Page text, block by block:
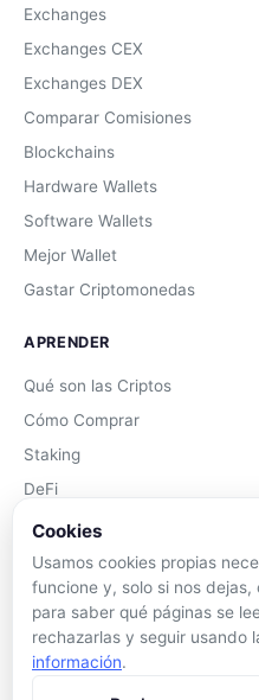
Exchanges
Exchanges CEX
Exchanges DEX
Comparar Comisiones
Blockchains
Hardware Wallets
Software Wallets
Mejor Wallet
Gastar Criptomonedas
APRENDER
Qué son las Criptos
Cómo Comprar
Staking
DeFi
Trading
Glosario
EMPRESA
Sobre Nosotros
Cookies
Usamos cookies propias
funcione y, solo si nos dejas,
para saber qué páginas se
rechazarlas y seguir usando
información.